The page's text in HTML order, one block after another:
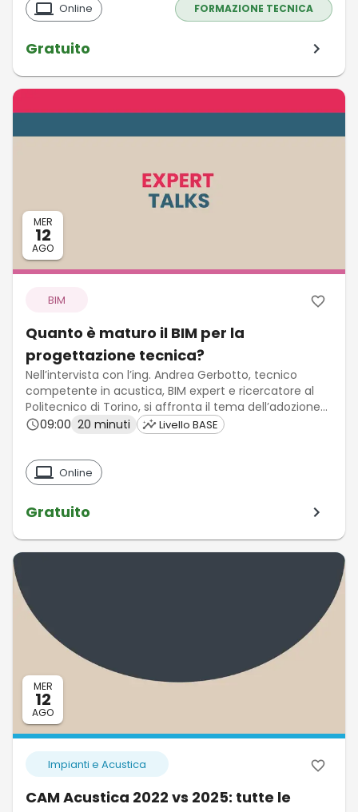
Online FORMAZIONE TECNICA
Gratuito
MER
12
AGO
BIM
Quanto è maturo il BIM per la
progettazione tecnica?
Nell’intervista con l’ing. Andrea Gerbotto, tecnico
competente in acustica, BIM expert e ricercatore al
Politecnico di Torino, si affronta il tema dell’adozione
del BIM nei processi di progettazione legati alla qualità
dell’edificio, con particolare attenzione all’acustica.
09:00 20 minuti Livello BASE
Online
Gratuito
MER
12
AGO
Impianti e Acustica
CAM Acustica 2022 vs 2025: tutte le